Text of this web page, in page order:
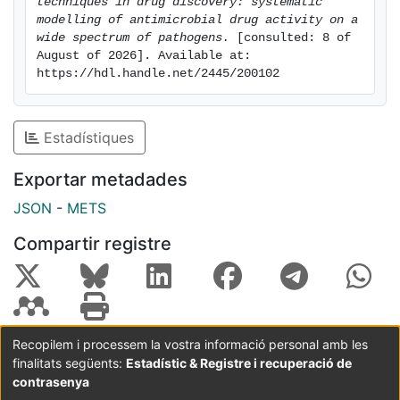
modelling of antimicrobial drug activity on a
wide spectrum of pathogens.
[consulted: 8 of
August of 2026]. Available at:
https://hdl.handle.net/2445/200102
Estadístiques
Exportar metadades
JSON - METS
Compartir registre
Coordinació:CRAI UB Avís legal
Metadades
subjectes a:
Recopilem i processem la vostra informació personal amb les
finalitats següents: Estadístic & Registre i recuperació de
contrasenya